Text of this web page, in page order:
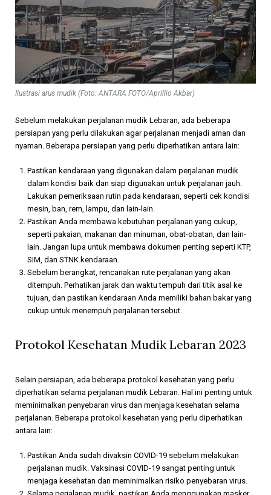
Ilustrasi arus mudik (Foto: ANTARA FOTO/Aprillio Akbar)
Sebelum melakukan perjalanan mudik Lebaran, ada beberapa
persiapan yang perlu dilakukan agar perjalanan menjadi aman dan
nyaman. Beberapa persiapan yang perlu diperhatikan antara lain:
Pastikan kendaraan yang digunakan dalam perjalanan mudik
dalam kondisi baik dan siap digunakan untuk perjalanan jauh.
Lakukan pemeriksaan rutin pada kendaraan, seperti cek kondisi
mesin, ban, rem, lampu, dan lain-lain.
Pastikan Anda membawa kebutuhan perjalanan yang cukup,
seperti pakaian, makanan dan minuman, obat-obatan, dan lain-
lain. Jangan lupa untuk membawa dokumen penting seperti KTP,
SIM, dan STNK kendaraan.
Sebelum berangkat, rencanakan rute perjalanan yang akan
ditempuh. Perhatikan jarak dan waktu tempuh dari titik asal ke
tujuan, dan pastikan kendaraan Anda memiliki bahan bakar yang
cukup untuk menempuh perjalanan tersebut.
Protokol Kesehatan Mudik Lebaran 2023
Selain persiapan, ada beberapa protokol kesehatan yang perlu
diperhatikan selama perjalanan mudik Lebaran. Hal ini penting untuk
meminimalkan penyebaran virus dan menjaga kesehatan selama
perjalanan. Beberapa protokol kesehatan yang perlu diperhatikan
antara lain:
Pastikan Anda sudah divaksin COVID-19 sebelum melakukan
perjalanan mudik. Vaksinasi COVID-19 sangat penting untuk
menjaga kesehatan dan meminimalkan risiko penyebaran virus.